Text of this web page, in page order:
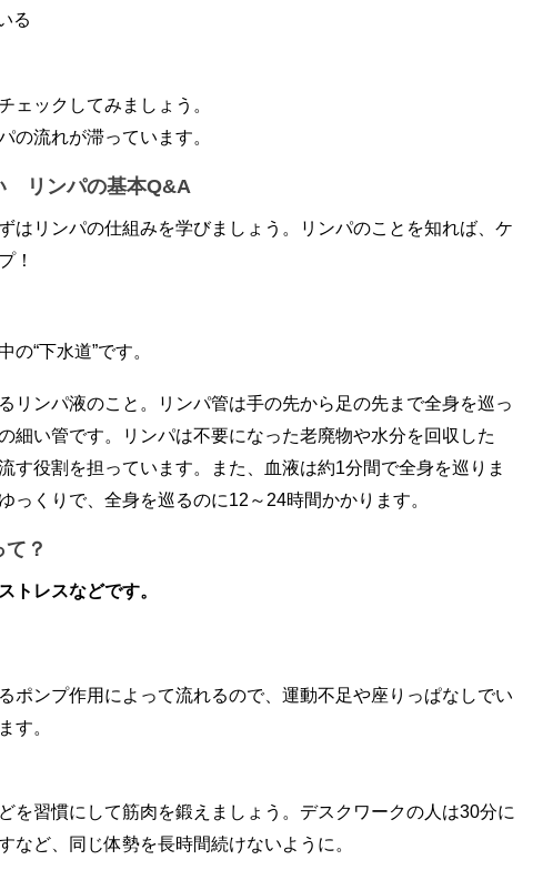
る
ェックしてみましょう。
の流れが滞っています。
リンパの基本Q&A
はリンパの仕組みを学びましょう。リンパのことを知れば、ケ
！
“下水道”です。
リンパ液のこと。リンパ管は手の先から足の先まで全身を巡っ
細い管です。リンパは不要になった老廃物や水分を回収した
す役割を担っています。また、血液は約1分間で全身を巡りま
っくりで、全身を巡るのに12～24時間かかります。
？
トレスなどです。
ポンプ作用によって流れるので、運動不足や座りっぱなしでい
す。
を習慣にして筋肉を鍛えましょう。デスクワークの人は30分に
など、同じ体勢を長時間続けないように。